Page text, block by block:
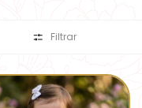
Filtrar